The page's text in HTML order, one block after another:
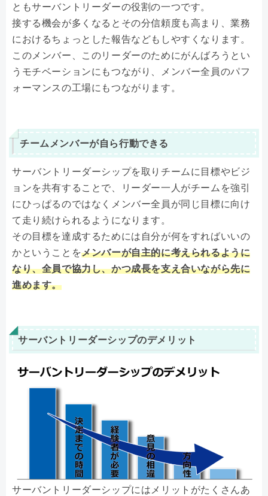
ともサーバントリーダーの役割の一つです。
接する機会が多くなるとその分信頼度も高まり、業務
におけるちょっとした報告などもしやすくなります。
このメンバー、このリーダーのためにがんばろうとい
うモチベーションにもつながり、メンバー全員のパフ
ォーマンスの工場にもつながります。
チームメンバーが自ら行動できる
サーバントリーダーシップを取りチームに目標やビジ
ョンを共有することで、リーダー一人がチームを強引
にひっぱるのではなくメンバー全員が同じ目標に向け
て走り続けられるようになります。
その目標を達成するためには自分が何をすればいいの
かということをメンバーが自主的に考えられるように
なり、全員で協力し、かつ成長を支え合いながら先に
進めます。
サーバントリーダーシップのデメリット
サーバントリーダーシップにはメリットがたくさんあ